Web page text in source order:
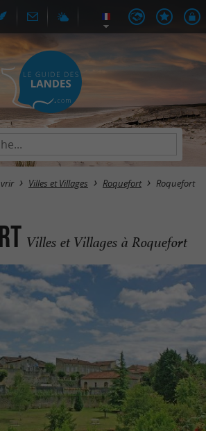
Villes et Villages Roquefort Roquefort
Villes et Villages à Roquefort